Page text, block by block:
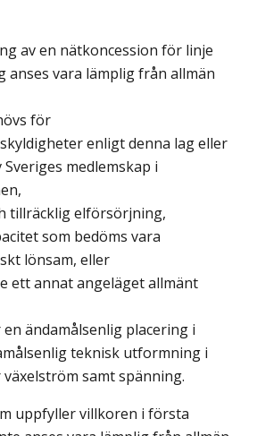
av en nätkoncession för linje
anses vara lämplig från allmän
för
enligt denna lag eller
medlemskap i
tillräcklig elförsörjning,
som bedöms vara
lönsam, eller
annat angeläget allmänt
ändamålsenlig placering i
teknisk utformning i
samt spänning.
uppfyller villkoren i första